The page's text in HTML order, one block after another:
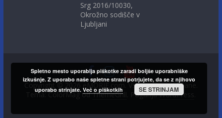
Srg 2016/10030,
Okrožno sodišče v
Ljubljani
Copyright © 2026 eMORJE.com
. Vse pravice pridržane.
Tema: ColorMag odThemeGrill . PoganjaWordPress
Spletno mesto uporablja piškotke zaradi boljše uporabniške
izkušnje. Z uporabo naše spletne strani potrjujete, da se z njihovo
uporabo strinjate. Več o piškotkih SE STRINJAM